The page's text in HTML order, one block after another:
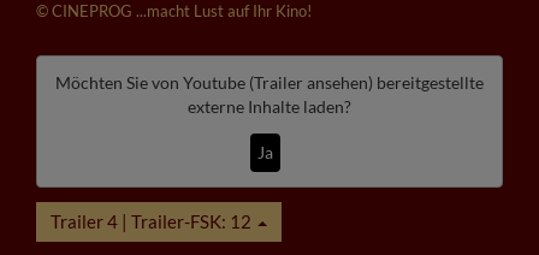
© CINEPROG ...macht Lust auf Ihr Kino!
Möchten Sie von Youtube (Trailer ansehen) bereitgestellte
externe Inhalte laden?
Ja
Trailer 4 | Trailer-FSK: 12